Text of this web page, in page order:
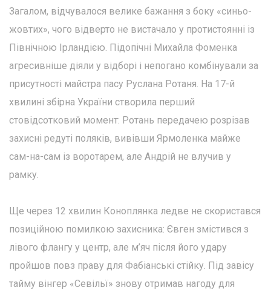
Загалом, відчувалося велике бажання з боку «синьо-
жовтих», чого відверто не вистачало у протистоянні із
Північною Ірландією. Підопічні Михайла Фоменка
агресивніше діяли у відборі і непогано комбінували за
присутності майстра пасу Руслана Ротаня. На 17-й
хвилині збірна України створила перший
стовідсотковий момент: Ротань передачею розрізав
захисні редуті поляків, вивівши Ярмоленка майже
сам-на-сам із воротарем, але Андрій не влучив у
рамку.
Ще через 12 хвилин Коноплянка ледве не скористався
позиційною помилкою захисника: Євген змістився з
лівого флангу у центр, але м’яч після його удару
пройшов повз праву для Фабіанські стійку. Під завісу
тайму вінгер «Севільї» знову отримав нагоду для